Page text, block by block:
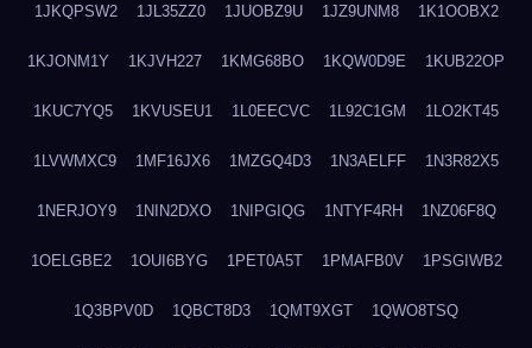
1JKQPSW2 1JL35ZZ0 1JUOBZ9U 1JZ9UNM8 1K1OOBX2
1KJONM1Y 1KJVH227 1KMG68BO 1KQW0D9E 1KUB22OP
1KUC7YQ5 1KVUSEU1 1L0EECVC 1L92C1GM 1LO2KT45
1LVWMXC9 1MF16JX6 1MZGQ4D3 1N3AELFF 1N3R82X5
1NERJOY9 1NIN2DXO 1NIPGIQG 1NTYF4RH 1NZ06F8Q
1OELGBE2 1OUI6BYG 1PET0A5T 1PMAFB0V 1PSGIWB2
1Q3BPV0D 1QBCT8D3 1QMT9XGT 1QWO8TSQ